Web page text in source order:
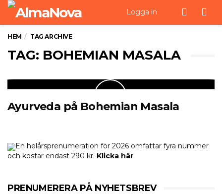
Logga in
HEM TAG ARCHIVE
TAG: BOHEMIAN MASALA
Ayurveda på Bohemian Masala
En helårsprenumeration för 2026 omfattar fyra nummer
och kostar endast 290 kr. Klicka här
PRENUMERERA PÅ NYHETSBREV